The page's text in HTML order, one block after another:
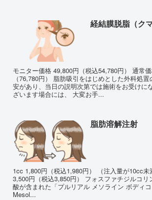
経結膜脱脂（ク
モニター価格 49,800円（税込54,780円） 通常
（76,780円） 脂肪吸引をはじめとした外科処
安があり、当日の説明次第では施術をお受けに
ざいます場合には、 大変お手...
脂肪溶解注射
1cc 1,800円（税込1,980円） （注入量が10cc未
3,500円（税込3,850円） フォスファチジルコリ
酸が含まれた「プルリアル メソライン ボディ
Mesol...